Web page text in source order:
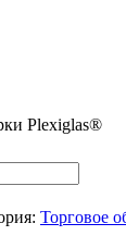
Plexiglas®
Торговое